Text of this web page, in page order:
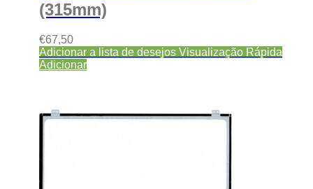
(315mm)
€67,50
Adicionar a lista de desejos Visualização Rápida
Adicionar